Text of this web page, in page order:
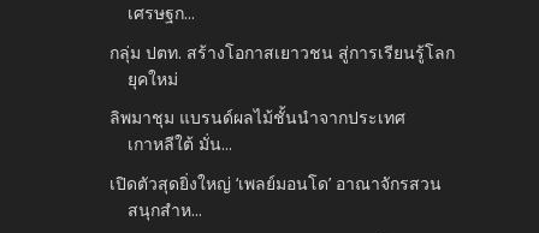
เศรษฐก...
กลุ่ม ปตท. สร้างโอกาสเยาวชน สู่การเรียนรู้โลก
ยุคใหม่
ลิพมาชุม แบรนด์ผลไม้ชั้นนำจากประเทศ
เกาหลีใต้ มั่น...
เปิดตัวสุดยิ่งใหญ่ ‘เพลย์มอนโด’ อาณาจักรสวน
สนุกสำห...